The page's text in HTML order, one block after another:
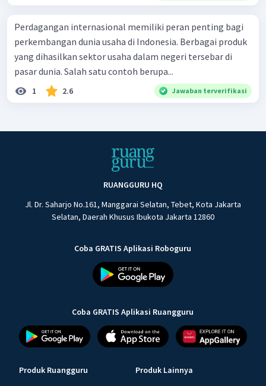
Perdagangan internasional memiliki peran penting bagi
perkembangan dunia usaha di Indonesia. Berbagai produk
yang dihasilkan sektor usaha dalam negeri tersebar di
pasar dunia. Salah satu contoh berupa...
1 2.6 Jawaban terverifikasi
RUANGGURU HQ
Jl. Dr. Saharjo No.161, Manggarai Selatan, Tebet, Kota Jakarta
Selatan, Daerah Khusus Ibukota Jakarta 12860
Coba GRATIS Aplikasi Roboguru
Coba GRATIS Aplikasi Ruangguru
Produk Ruangguru Produk Lainnya